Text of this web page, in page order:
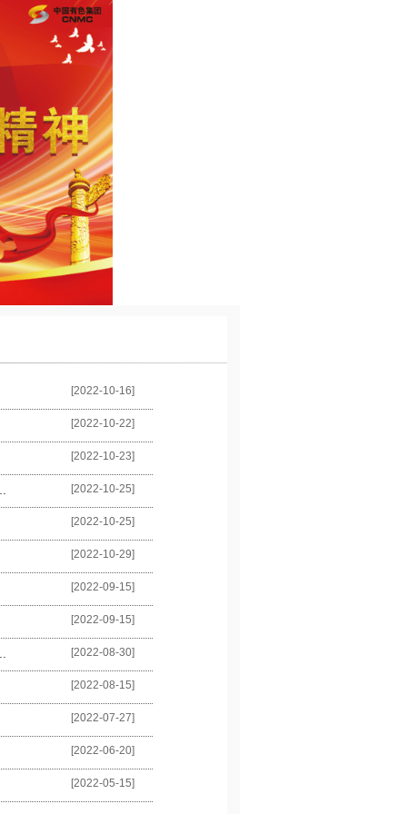
[2022-10-16]
[2022-10-22]
[2022-10-23]
[2022-10-25]
[2022-10-25]
[2022-10-29]
[2022-09-15]
[2022-09-15]
[2022-08-30]
[2022-08-15]
[2022-07-27]
[2022-06-20]
[2022-05-15]